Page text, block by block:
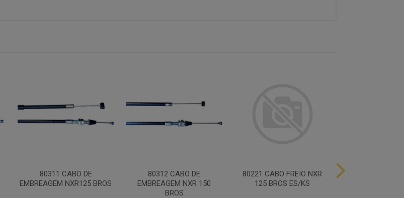
80311 CABO DE
EMBREAGEM NXR125 BROS
80312 CABO DE
EMBREAGEM NXR 150
BROS
80221 CABO FREIO NXR
125 BROS ES/KS